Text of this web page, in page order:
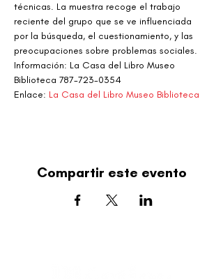
técnicas. La muestra recoge el trabajo
reciente del grupo que se ve influenciada
por la búsqueda, el cuestionamiento, y las
preocupaciones sobre problemas sociales.
Información: La Casa del Libro Museo
Biblioteca 787-723-0354
Enlace: La Casa del Libro Museo Biblioteca
Compartir este evento